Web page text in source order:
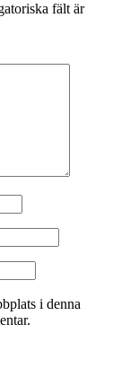
fält är
i denna